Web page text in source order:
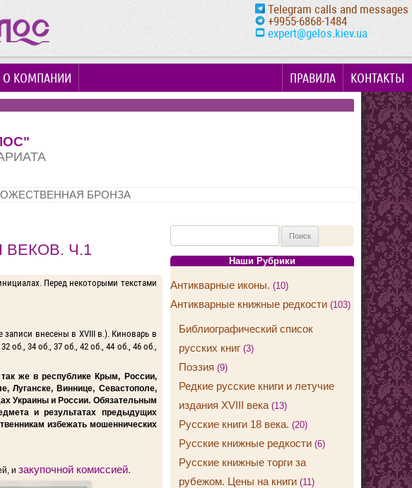
Telegram calls and messages
+9955-6868-1484
expert@gelos.kiev.ua
О КОМПАНИИ КОНТАКТЫ
ПРАВИЛА
БРОНЗА
Ч.1
Перед некоторыми текстами
записи внесены в XVIII в.). Киноварь в
об., 34 об., 37 об., 42 об., 44 об., 46 об.,
же в республике Крым, России,
Луганске, Виннице, Севастополе,
Украины и России. Обязательным
и результатах предыдущих
избежать мошеннических
и закупочной комиссией.
Наши Рубрики
Антикварные иконы. (10)
Антикварные книжные редкости (103)
Библиографический список
русских книг (3)
Поэзия (9)
Редкие русские книги и летучие
издания XVIII века (13)
Русские книги 18 века. (20)
Русские книжные редкости (6)
Русские книжные торги за
рубежом. Цены на книги (11)